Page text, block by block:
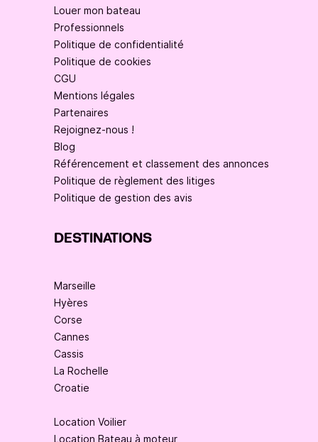
Louer mon bateau
Professionnels
Politique de confidentialité
Politique de cookies
CGU
Mentions légales
Partenaires
Rejoignez-nous !
Blog
Référencement et classement des annonces
Politique de règlement des litiges
Politique de gestion des avis
DESTINATIONS
Marseille
Hyères
Corse
Cannes
Cassis
La Rochelle
Croatie
Location Voilier
Location Bateau à moteur